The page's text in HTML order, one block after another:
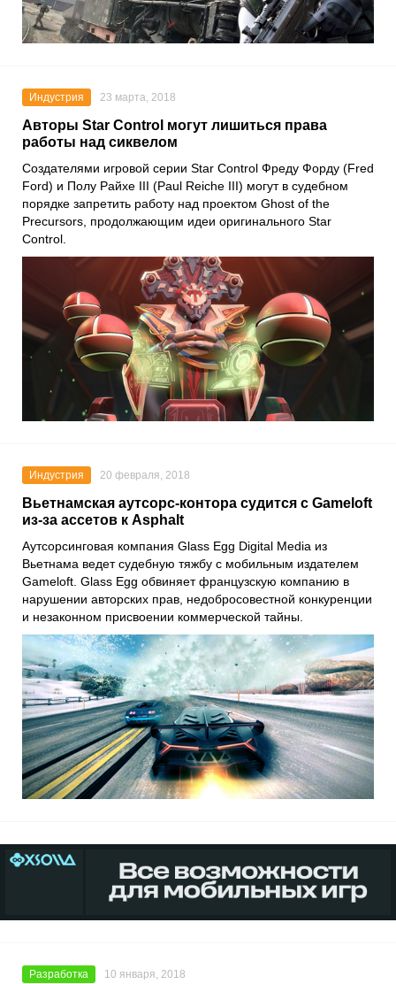
Индустрия 23 марта, 2018
Авторы Star Control могут лишиться права
работы над сиквелом
Создателями игровой серии Star Control Фреду Форду (Fred
Ford) и Полу Райхе III (Paul Reiche III) могут в судебном
порядке запретить работу над проектом Ghost of the
Precursors, продолжающим идеи оригинального Star
Control.
Индустрия 20 февраля, 2018
Вьетнамская аутсорс-контора судится с Gameloft
из-за ассетов к Asphalt
Аутсорсинговая компания Glass Egg Digital Media из
Вьетнама ведет судебную тяжбу с мобильным издателем
Gameloft. Glass Egg обвиняет французскую компанию в
нарушении авторских прав, недобросовестной конкуренции
и незаконном присвоении коммерческой тайны.
Разработка 10 января, 2018